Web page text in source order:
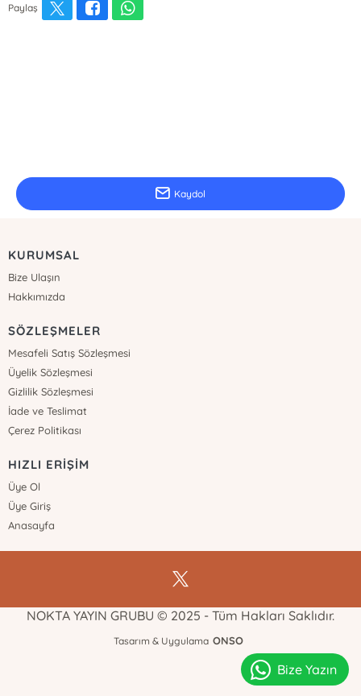
Paylaş
Kaydol
KURUMSAL
Bize Ulaşın
Hakkımızda
SÖZLEŞMELER
Mesafeli Satış Sözleşmesi
Üyelik Sözleşmesi
Gizlilik Sözleşmesi
İade ve Teslimat
Çerez Politikası
HIZLI ERİŞİM
Üye Ol
Üye Giriş
Anasayfa
NOKTA YAYIN GRUBU © 2025 - Tüm Hakları Saklıdır.
Tasarım & Uygulama ONSO
Bize Yazın